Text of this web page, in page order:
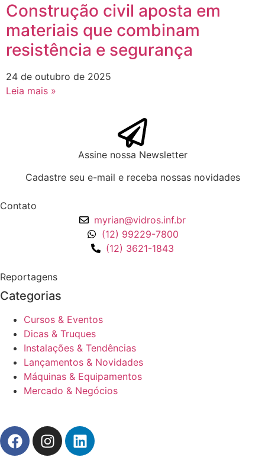
Construção civil aposta em
materiais que combinam
resistência e segurança
24 de outubro de 2025
Leia mais »
Assine nossa Newsletter
Cadastre seu e-mail e receba nossas novidades
Contato
myrian@vidros.inf.br
(12) 99229-7800
(12) 3621-1843
Reportagens
Categorias
Cursos & Eventos
Dicas & Truques
Instalações & Tendências
Lançamentos & Novidades
Máquinas & Equipamentos
Mercado & Negócios